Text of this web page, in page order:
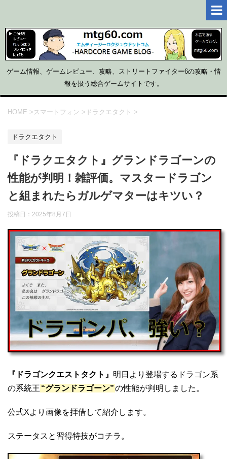
ゲーム情報、ゲームレビュー、攻略、ストリートファイター6の攻略・情
報を扱う総合ゲームサイトです。
HOME > スマートフォン > ドラクエタクト >
ドラクエタクト
『ドラクエタクト』グランドラゴーンの
性能が判明！雑評価。マスタードラゴン
と組まれたらガルゲマターはキツい？
投稿日： 2025年8月7日
『ドラゴンクエストタクト』 明日より登場するドラゴン系
の系統王 “グランドラゴーン”の性能が判明しました。
公式Xより画像を拝借して紹介します。
ステータスと習得特技がコチラ。